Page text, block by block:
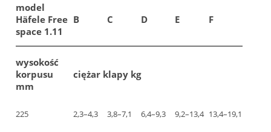
model
Häfele Free
space 1.11
B C D E F
wysokość
korpusu
mm
ciężar klapy kg
225 2,3–4,3 3,8–7,1 6,4–9,3 9,2–13,4 13,4–19,1